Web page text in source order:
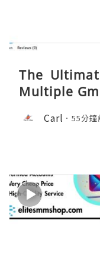
The
Multiple
Carl 55分鐘